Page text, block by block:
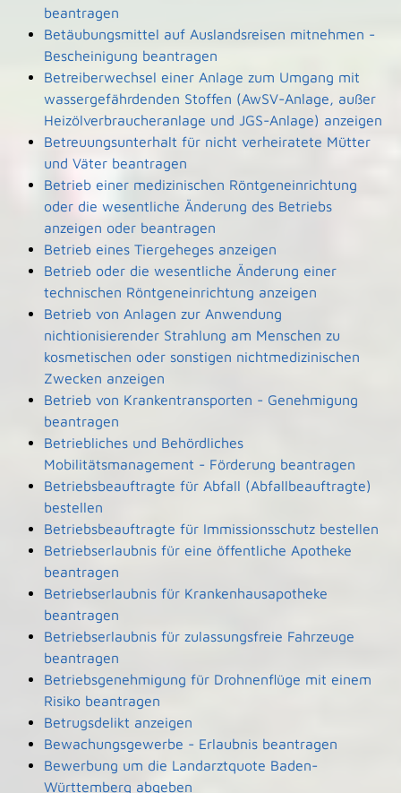
beantragen
Betäubungsmittel auf Auslandsreisen mitnehmen -
Bescheinigung beantragen
Betreiberwechsel einer Anlage zum Umgang mit
wassergefährdenden Stoffen (AwSV-Anlage, außer
Heizölverbraucheranlage und JGS-Anlage) anzeigen
Betreuungsunterhalt für nicht verheiratete Mütter
und Väter beantragen
Betrieb einer medizinischen Röntgeneinrichtung
oder die wesentliche Änderung des Betriebs
anzeigen oder beantragen
Betrieb eines Tiergeheges anzeigen
Betrieb oder die wesentliche Änderung einer
technischen Röntgeneinrichtung anzeigen
Betrieb von Anlagen zur Anwendung
nichtionisierender Strahlung am Menschen zu
kosmetischen oder sonstigen nichtmedizinischen
Zwecken anzeigen
Betrieb von Krankentransporten - Genehmigung
beantragen
Betriebliches und Behördliches
Mobilitätsmanagement - Förderung beantragen
Betriebsbeauftragte für Abfall (Abfallbeauftragte)
bestellen
Betriebsbeauftragte für Immissionsschutz bestellen
Betriebserlaubnis für eine öffentliche Apotheke
beantragen
Betriebserlaubnis für Krankenhausapotheke
beantragen
Betriebserlaubnis für zulassungsfreie Fahrzeuge
beantragen
Betriebsgenehmigung für Drohnenflüge mit einem
Risiko beantragen
Betrugsdelikt anzeigen
Bewachungsgewerbe - Erlaubnis beantragen
Bewerbung um die Landarztquote Baden-
Württemberg abgeben